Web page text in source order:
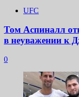
UFC
Том Аспиналл
в неуважении к
0